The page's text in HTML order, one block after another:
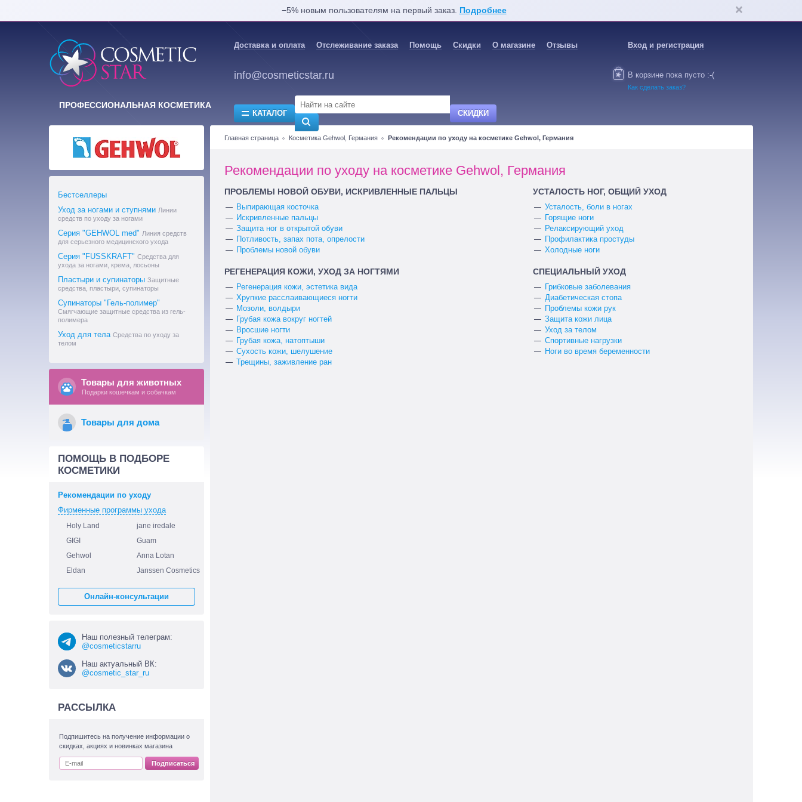
−5% новым пользователям на первый заказ. Подробнее
ПРОФЕССИОНАЛЬНАЯ КОСМЕТИКА
Доставка и оплата Отслеживание заказа Помощь Скидки О магазине Отзывы Вход и регистрация
info@cosmeticstar.ru
КАТАЛОГ СКИДКИ
В корзине пока пусто :-(
Как сделать заказ?
Главная страница Косметика Gehwol, Германия Рекомендации по уходу на косметике Gehwol, Германия
Рекомендации по уходу на косметике Gehwol, Германия
ПРОБЛЕМЫ НОВОЙ ОБУВИ, ИСКРИВЛЕННЫЕ ПАЛЬЦЫ
Выпирающая косточка
Искривленные пальцы
Защита ног в открытой обуви
Потливость, запах пота, опрелости
Проблемы новой обуви
РЕГЕНЕРАЦИЯ КОЖИ, УХОД ЗА НОГТЯМИ
Регенерация кожи, эстетика вида
Хрупкие расслаивающиеся ногти
Мозоли, волдыри
Грубая кожа вокруг ногтей
Вросшие ногти
Грубая кожа, натоптыши
Сухость кожи, шелушение
Трещины, заживление ран
УСТАЛОСТЬ НОГ, ОБЩИЙ УХОД
Усталость, боли в ногах
Горящие ноги
Релаксирующий уход
Профилактика простуды
Холодные ноги
СПЕЦИАЛЬНЫЙ УХОД
Грибковые заболевания
Диабетическая стопа
Проблемы кожи рук
Защита кожи лица
Уход за телом
Спортивные нагрузки
Ноги во время беременности
Бестселлеры
Уход за ногами и ступнями Линии
средств по уходу за ногами
Серия "GEHWOL med" Линия средств
для серьезного медицинского ухода
Серия "FUSSKRAFT" Средства для
ухода за ногами, крема, лосьоны
Пластыри и супинаторы Защитные
средства, пластыри, супинаторы
Супинаторы "Гель-полимер"
Смягчающие защитные средства из гель-
полимера
Уход для тела Средства по уходу за
телом
Товары для животных
Подарки кошечкам и собачкам
Товары для дома
ПОМОЩЬ В ПОДБОРЕ
КОСМЕТИКИ
Рекомендации по уходу
Фирменные программы ухода
Holy Land
jane iredale
GIGI
Guam
Gehwol
Anna Lotan
Eldan
Janssen Cosmetics
Онлайн-консультации
Наш полезный телеграм:
@cosmeticstarru
Наш актуальный ВК:
@cosmetic_star_ru
РАССЫЛКА
Подпишитесь на получение информации о
скидках, акциях и новинках магазина
Подписаться